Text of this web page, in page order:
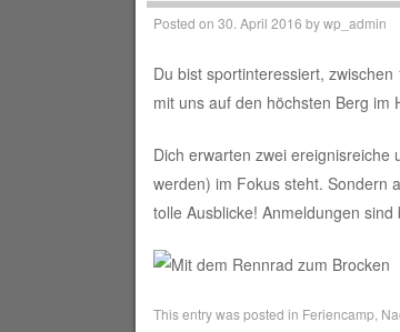
Posted on 30. April 2016 bywp_admin
Du bist sportinteressiert,
mit uns auf den höchsten Berg im
Dich erwarten zwei
werden) im Fokus steht. Sondern
tolle Ausblicke! Anmeldungen
This entry was posted in Feriencamp,